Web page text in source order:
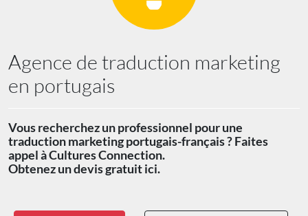
Agence de traduction marketing
en portugais
Vous recherchez un professionnel pour une
traduction marketing portugais-français ? Faites
appel à Cultures Connection.
Obtenez un devis gratuit ici.